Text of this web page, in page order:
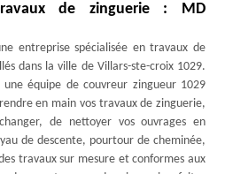
de zinguerie : MD
entreprise spécialisée en travaux de
dans la ville de Villars-ste-croix 1029.
équipe de couvreur zingueur 1029
en main vos travaux de zinguerie,
de nettoyer vos ouvrages en
de descente, pourtour de cheminée,
travaux sur mesure et conformes aux